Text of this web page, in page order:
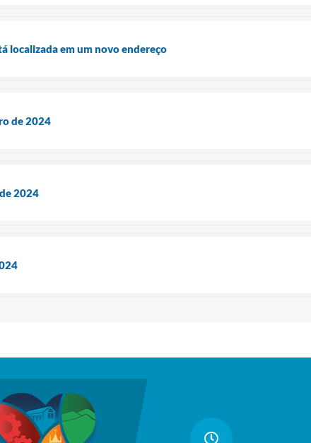
localizada em um novo endereço
de 2024
2024